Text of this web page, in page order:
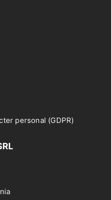
personal (GDPR)